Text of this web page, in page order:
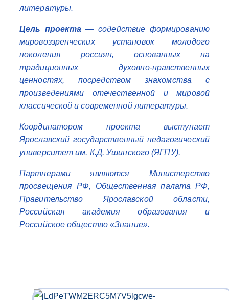
литературы.
Цель проекта— содействие формированию
мировоззренческих установок молодого
поколения россиян, основанных на
традиционных духовно-нравственных
ценностях, посредством знакомства с
произведениями отечественной и мировой
классической и современной литературы.
Координатором проекта выступает
Ярославский государственный педагогический
университет им. К.Д. Ушинского (ЯГПУ).
Партнерами являются Министерство
просвещения РФ, Общественная палата РФ,
Правительство Ярославской области,
Российская академия образования и
Российское общество «Знание».